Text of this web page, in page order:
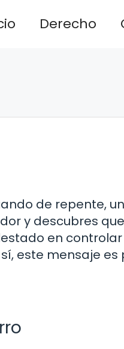
Derecho
de repente, un
y descubres
en controlar
este mensaje es